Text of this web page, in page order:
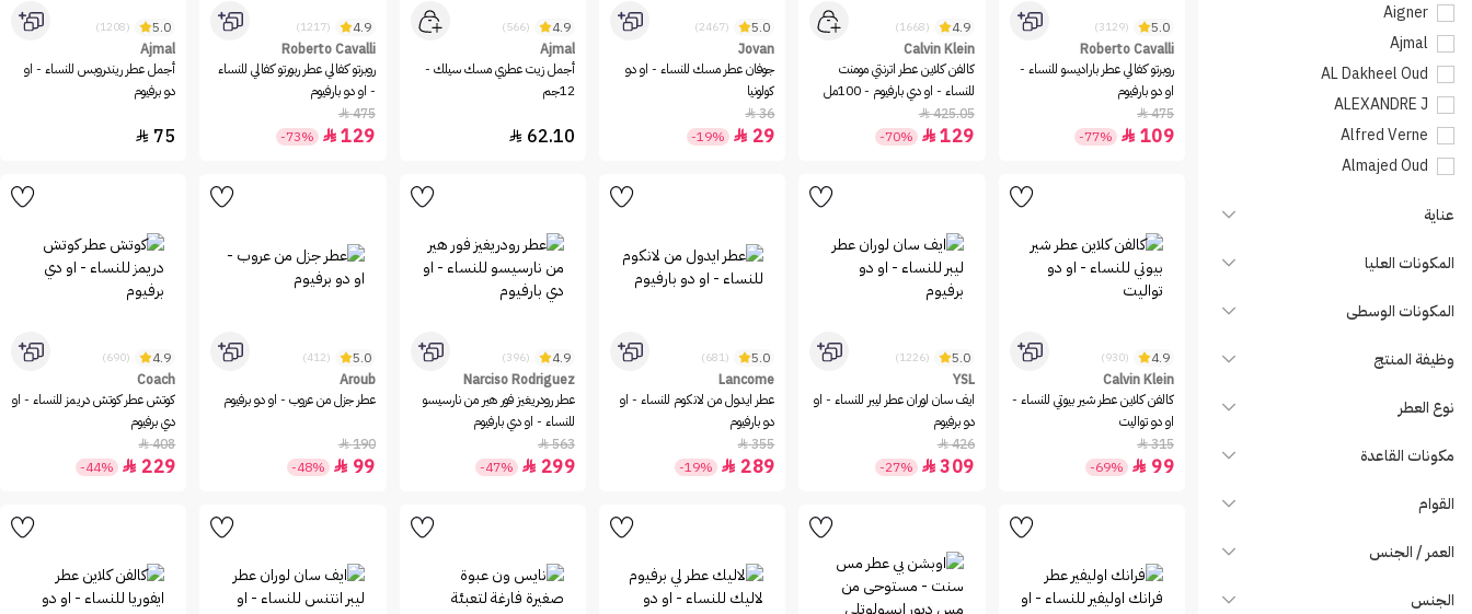
Aigner
Ajmal
AL Dakheel Oud
ALEXANDRE J
Alfred Verne
Almajed Oud
Annick Goutal
ARMAND BASI
Aroub
Atelier Des Ors
Balmain
Berdoues
Beverly Hills Polo Club
عناية
المكونات العليا
المكونات الوسطى
وظيفة المنتج
نوع العطر
مكونات القاعدة
القوام
العمر / الجنس
الجنس
5.0
(3129)
Roberto Cavalli
روبرتو كفالي عطر باراديسو للنساء -
او دو بارفيوم
475

109

-77%
4.9
(1668)
Calvin Klein
كالفن كلاين عطر اترنتي مومنت
للنساء - او دي بارفيوم - 100مل
425.05

129

-70%
5.0
(2467)
Jovan
جوفان عطر مسك للنساء - او دو
كولونيا
36

29

-19%
4.9
(566)
Ajmal
أجمل زيت عطري مسك سيلك -
12جم
62.10

4.9
(1217)
Roberto Cavalli
روبرتو كفالي عطر ربورتو كفالي للنساء
- او دو بارفيوم
475

129

-73%
5.0
(1208)
Ajmal
أجمل عطر ريندروبس للنساء - او
دو برفيوم
75

4.9
(930)
Calvin Klein
كالفن كلاين عطر شير بيوتي للنساء -
او دو تواليت
315

99

-69%
5.0
(1226)
YSL
ايف سان لوران عطر ليبر للنساء - او
دو برفيوم
426

309

-27%
5.0
(681)
Lancome
عطر ايدول من لانكوم للنساء - او
دو بارفيوم
355

289

-19%
4.9
(396)
Narciso Rodriguez
عطر رودريغيز فور هير من نارسيسو
للنساء - او دي بارفيوم
563

299

-47%
5.0
(412)
Aroub
عطر جزل من عروب - او دو برفيوم
190

99

-48%
4.9
(690)
Coach
كوتش عطر كوتش دريمز للنساء - او
دي برفيوم
408

229

-44%